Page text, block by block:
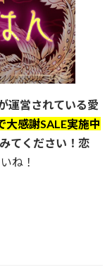
運営されている愛
感謝SALE実施中
てください！恋
ね！